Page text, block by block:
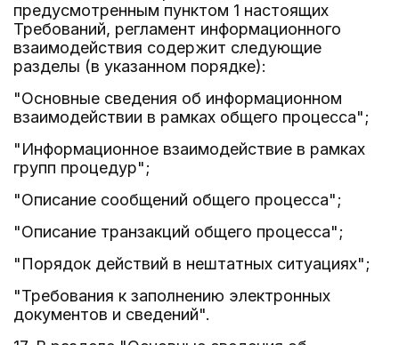
предусмотренным пунктом 1 настоящих
Требований, регламент информационного
взаимодействия содержит следующие
разделы (в указанном порядке):
"Основные сведения об информационном
взаимодействии в рамках общего процесса";
"Информационное взаимодействие в рамках
групп процедур";
"Описание сообщений общего процесса";
"Описание транзакций общего процесса";
"Порядок действий в нештатных ситуациях";
"Требования к заполнению электронных
документов и сведений".